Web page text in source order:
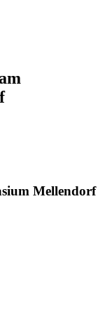
Mellendorf